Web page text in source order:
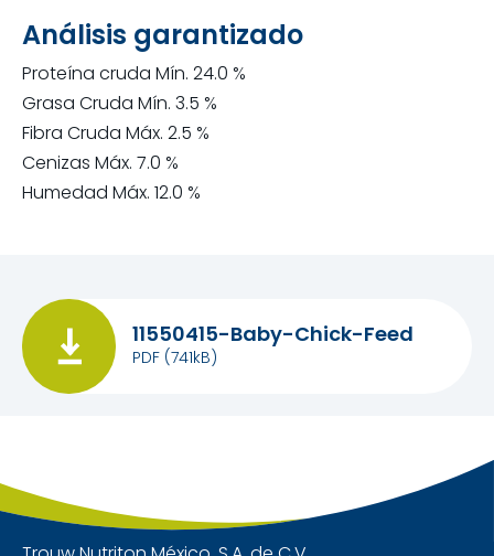
Análisis garantizado
Proteína cruda Mín. 24.0 %
Grasa Cruda Mín. 3.5 %
Fibra Cruda Máx. 2.5 %
Cenizas Máx. 7.0 %
Humedad Máx. 12.0 %
11550415-Baby-Chick-Feed
PDF (741kB)